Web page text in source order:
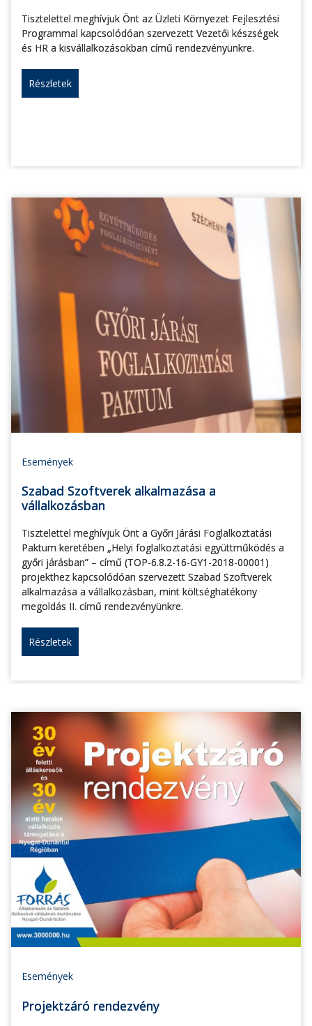
Tisztelettel meghívjuk Önt az Üzleti Környezet Fejlesztési
Programmal kapcsolódóan szervezett Vezetői készségek
és HR a kisvállalkozásokban című rendezvényünkre.
Részletek
Események
Szabad Szoftverek alkalmazása a
vállalkozásban
Tisztelettel meghívjuk Önt a Győri Járási Foglalkoztatási
Paktum keretében „Helyi foglalkoztatási együttműködés a
győri járásban” – című (TOP-6.8.2-16-GY1-2018-00001)
projekthez kapcsolódóan szervezett Szabad Szoftverek
alkalmazása a vállalkozásban, mint költséghatékony
megoldás II. című rendezvényünkre.
Részletek
Események
Projektzáró rendezvény